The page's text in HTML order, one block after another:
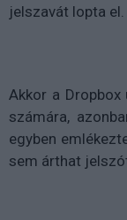
jelszavát lopta el.
Akkor a
számára,
egyben
sem árthat